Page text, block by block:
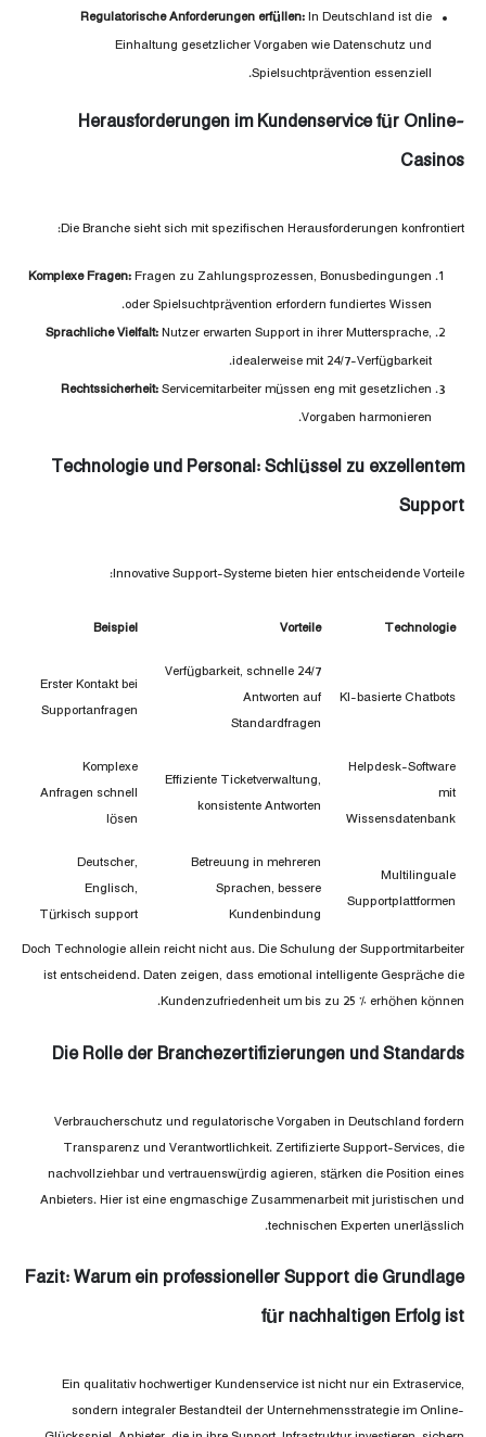
Regulatorische Anforderungen erfüllen: In Deutschland ist die
Einhaltung gesetzlicher Vorgaben wie Datenschutz und
Spielsuchtprävention essenziell.
Herausforderungen im Kundenservice für Online-
Casinos
Die Branche sieht sich mit spezifischen Herausforderungen konfrontiert:
Komplexe Fragen: Fragen zu Zahlungsprozessen, Bonusbedingungen
oder Spielsuchtprävention erfordern fundiertes Wissen.
Sprachliche Vielfalt: Nutzer erwarten Support in ihrer Muttersprache,
idealerweise mit 24/7-Verfügbarkeit.
Rechtssicherheit: Servicemitarbeiter müssen eng mit gesetzlichen
Vorgaben harmonieren.
Technologie und Personal: Schlüssel zu exzellentem
Support
Innovative Support-Systeme bieten hier entscheidende Vorteile:
Technologie
Vorteile
Beispiel
KI-basierte Chatbots
24/7 Verfügbarkeit, schnelle
Antworten auf
Standardfragen
Erster Kontakt bei
Supportanfragen
Helpdesk-Software
mit
Wissensdatenbank
Effiziente Ticketverwaltung,
konsistente Antworten
Komplexe
Anfragen schnell
lösen
Multilinguale
Supportplattformen
Betreuung in mehreren
Sprachen, bessere
Kundenbindung
Deutscher,
Englisch,
Türkisch support
Doch Technologie allein reicht nicht aus. Die Schulung der Supportmitarbeiter
ist entscheidend. Daten zeigen, dass emotional intelligente Gespräche die
Kundenzufriedenheit um bis zu 25 % erhöhen können.
Die Rolle der Branchezertifizierungen und Standards
Verbraucherschutz und regulatorische Vorgaben in Deutschland fordern
Transparenz und Verantwortlichkeit. Zertifizierte Support-Services, die
nachvollziehbar und vertrauenswürdig agieren, stärken die Position eines
Anbieters. Hier ist eine engmaschige Zusammenarbeit mit juristischen und
technischen Experten unerlässlich.
Fazit: Warum ein professioneller Support die Grundlage
für nachhaltigen Erfolg ist
Ein qualitativ hochwertiger Kundenservice ist nicht nur ein Extraservice,
sondern integraler Bestandteil der Unternehmensstrategie im Online-